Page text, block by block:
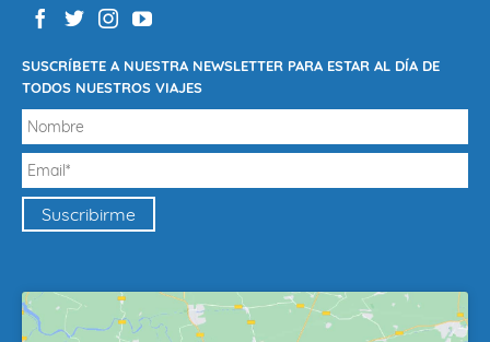
SUSCRÍBETE A NUESTRA NEWSLETTER PARA ESTAR AL DÍA DE
TODOS NUESTROS VIAJES